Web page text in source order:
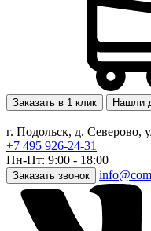
Заказать в 1 клик Нашли
г. Подольск, д. Северово,
+7 495 926-24-31
Пн-Пт: 9:00 - 18:00
Заказать звонок